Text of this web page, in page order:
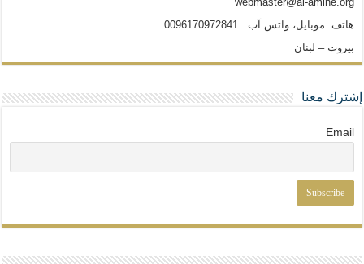
هاتف: موبايل، واتس آب : 0096170972841
بيروت – لبنان
إشترك معنا
Email